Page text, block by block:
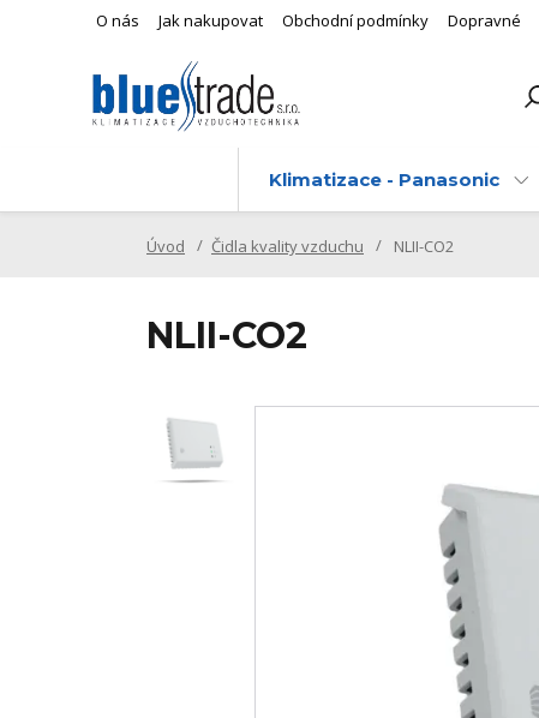
O nás Jak nakupovat Obchodní podmínky Dopravné
Klimatizace - Panasonic
Úvod Čidla kvality vzduchu NLII-CO2
NLII-CO2